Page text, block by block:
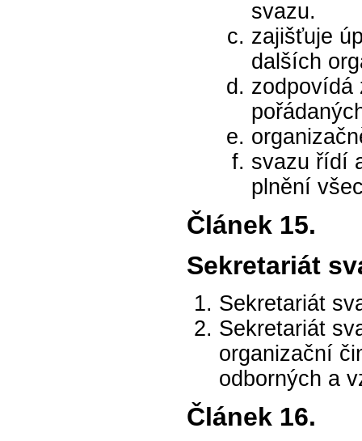
svazu.
zajišťuje
dalších
zodpovídá
svazu řídí
plnění
Článek 15.
Sekretariát
Sekretariát
Sekretariát
organizační
odborných a
Článek 16.